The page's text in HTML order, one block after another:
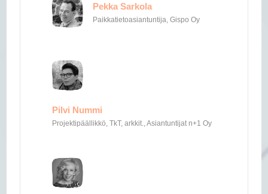
Pekka Sarkola
Paikkatietoasiantuntija, Gispo Oy
Pilvi Nummi
Projektipäällikkö, TkT, arkkit., Asiantuntijat n+1 Oy